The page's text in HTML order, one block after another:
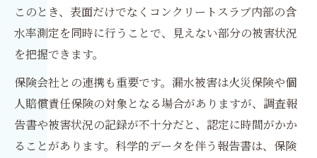
このとき、表面だけでなくコンクリートスラブ内部の含
水率測定を同時に行うことで、見えない部分の被害状況
を把握できます。
保険会社との連携も重要です。漏水被害は火災保険や個
人賠償責任保険の対象となる場合がありますが、調査報
告書や被害状況の記録が不十分だと、認定に時間がかか
ることがあります。科学的データを伴う報告書は、保険